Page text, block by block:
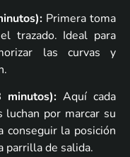
Primera toma
trazado. Ideal para
las curvas y
minutos):Aquí cada
luchan por marcar su
conseguir la posición
parrilla de salida.